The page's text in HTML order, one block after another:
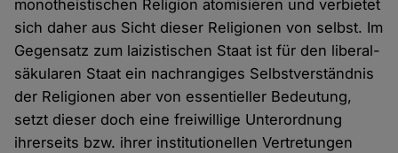
monotheistischen Religion atomisieren und verbietet
sich daher aus Sicht dieser Religionen von selbst. Im
Gegensatz zum laizistischen Staat ist für den liberal-
säkularen Staat ein nachrangiges Selbstverständnis
der Religionen aber von essentieller Bedeutung,
setzt dieser doch eine freiwillige Unterordnung
ihrerseits bzw. ihrer institutionellen Vertretungen